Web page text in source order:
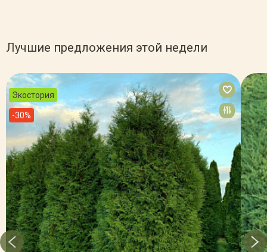
Лучшие предложения этой недели
Экостория
-30%